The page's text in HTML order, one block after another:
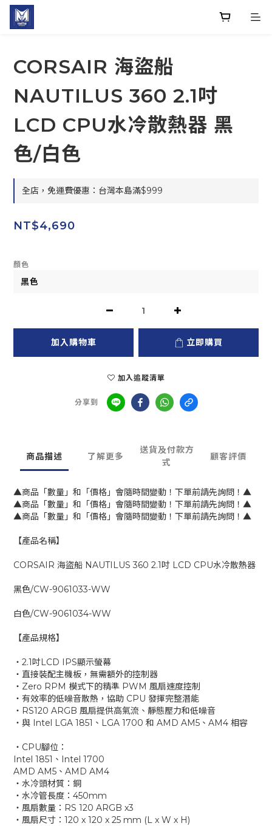
CORSAIR 海盜船
NAUTILUS 360 2.1吋
LCD CPU水冷散熱器 黑
色/白色
全店，免運費優惠：台灣本島滿$999
NT$4,690
顏色
加入購物車 立即購買
加入追蹤清單
分享到
商品描述 了解更多
送貨及付款方
式
顧客評價
▲商品「數量」和「價格」會隨時間變動！下單前請先詢問！▲
▲商品「數量」和「價格」會隨時間變動！下單前請先詢問！▲
▲商品「數量」和「價格」會隨時間變動！下單前請先詢問！▲
【產品名稱】
CORSAIR 海盜船 NAUTILUS 360 2.1吋 LCD CPU水冷散熱器
黑色/CW-9061033-WW
白色/CW-9061034-WW
【產品規格】
‧2.1吋LCD IPS顯示螢幕
‧直接裝配主機板，無需額外的控制器
‧Zero RPM 模式下的精準 PWM 風扇速度控制
‧有效率的低噪音散熱，協助 CPU 發揮完整潛能
‧RS120 ARGB 風扇提供高氣流、靜態壓力和低噪音
‧與 Intel LGA 1851、LGA 1700 和 AMD AM5、AM4 相容
‧CPU腳位：
Intel 1851、Intel 1700
AMD AM5、AMD AM4
‧水冷頭材質：銅
‧水冷管長度：450mm
‧風扇數量：RS 120 ARGB x3
‧風扇尺寸：120 x 120 x 25 mm (L x W x H)